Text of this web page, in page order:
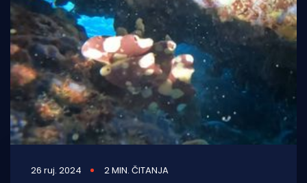
Turizam i nautika
Pomorstvo
Ribolov
Ekologija
Tradicija i kultura
26 ruj. 2024 2 MIN. ČITANJA